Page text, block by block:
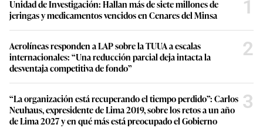
Unidad de Investigación: Hallan más de siete millones de
jeringas y medicamentos vencidos en Cenares del Minsa
1
Aerolíneas responden a LAP sobre la TUUA a escalas
internacionales: “Una reducción parcial deja intacta la
desventaja competitiva de fondo”
2
“La organización está recuperando el tiempo perdido”: Carlos
Neuhaus, expresidente de Lima 2019, sobre los retos a un año
de Lima 2027 y en qué más está preocupado el Gobierno
3